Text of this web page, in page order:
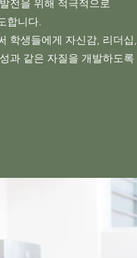
전을 위해 적극적으로
합니다.
학생들에게 자신감, 리더십,
과 같은 자질을 개발하도록